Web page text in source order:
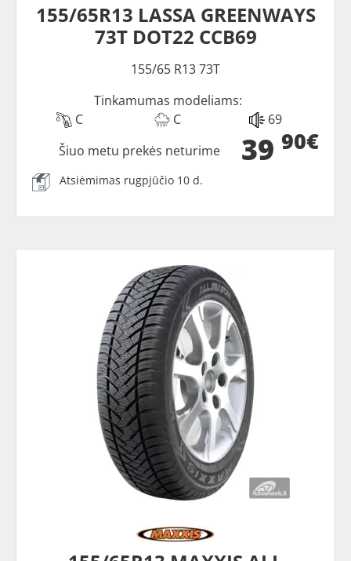
155/65R13 LASSA GREENWAYS
73T DOT22 CCB69
155/65 R13 73T
Tinkamumas modeliams:
C
C 69
39 90€
Šiuo metu prekės neturime
Atsiėmimas rugpjūčio 10 d.